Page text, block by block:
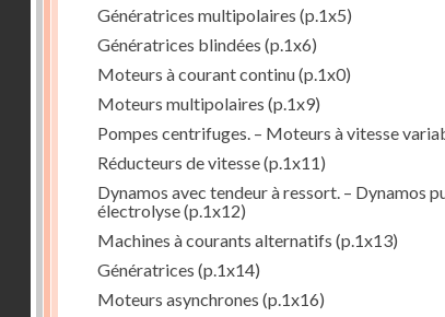
Génératrices multipolaires (p.1x5)
Génératrices blindées (p.1x6)
Moteurs à courant continu(p.1x0)
Moteurs multipolaires (p.1x9)
Pompes centrifuges. – Moteurs à vitesse
Réducteurs de vitesse(p.1x11)
Dynamos avec tendeur à ressort. – Dynamos
électrolyse(p.1x12)
Machines à courants alternatifs (p.1x13)
Génératrices (p.1x14)
Moteurs asynchrones (p.1x16)